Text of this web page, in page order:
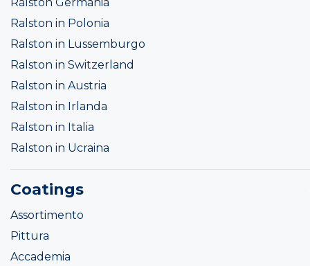
Ralston in Polonia
Ralston in Lussemburgo
Ralston in Switzerland
Ralston in Austria
Ralston in Irlanda
Ralston in Italia
Ralston in Ucraina
Coatings
Assortimento
Pittura
Accademia